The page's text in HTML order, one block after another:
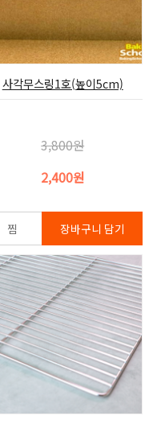
사각무스링1호(높이5cm)
3,800원
2,400원